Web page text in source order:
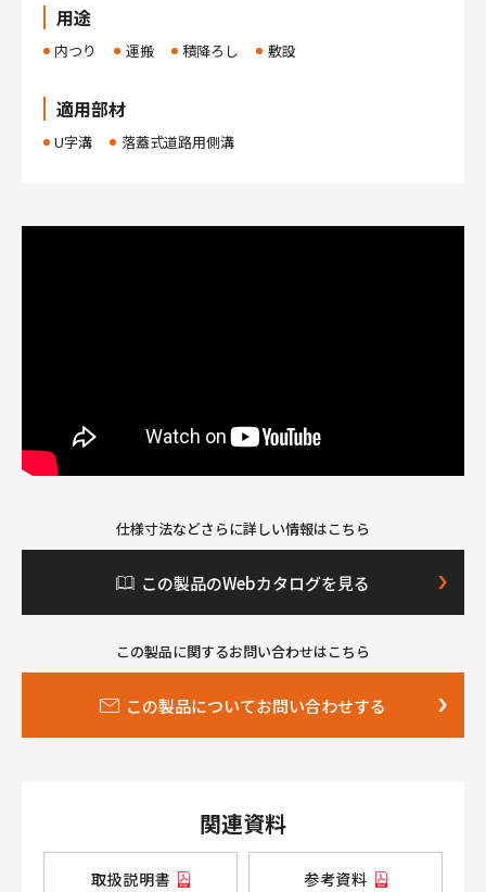
用途
内つり 運搬 積降ろし 敷設
適用部材
U字溝 落蓋式道路用側溝
仕様寸法などさらに詳しい情報はこちら
この製品のWebカタログを見る
この製品に関するお問い合わせはこちら
この製品についてお問い合わせする
関連資料
取扱説明書 参考資料